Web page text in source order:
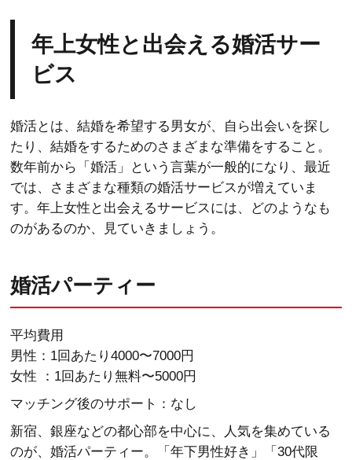
年上女性と出会える婚活サー
ビス
婚活とは、結婚を希望する男女が、自ら出会いを探し
たり、結婚をするためのさまざまな準備をすること。
数年前から「婚活」という言葉が一般的になり、最近
では、さまざまな種類の婚活サービスが増えていま
す。年上女性と出会えるサービスには、どのようなも
のがあるのか、見ていきましょう。
婚活パーティー
平均費用
男性：1回あたり4000〜7000円
女性 ：1回あたり無料〜5000円
マッチング後のサポート：なし
新宿、銀座などの都心部を中心に、人気を集めている
のが、婚活パーティー。「年下男性好き」「30代限